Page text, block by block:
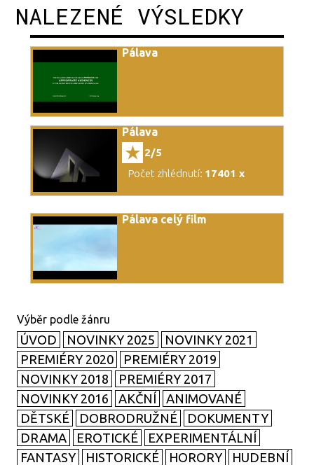
NALEZENÉ VÝSLEDKY
Pálava
Pálava
2/5
Počet zhlédnutí: 17401 x
Pálava celý film
ÚVOD NOVINKY 2025
NOVINKY 2021
PREMIÉRY 2020
PREMIÉRY 2019
NOVINKY 2018
PREMIÉRY 2017
NOVINKY 2016
AKČNÍ
ANIMOVANÉ
DĚTSKÉ
DOBRODRUŽNÉ
DOKUMENTY
DRAMA
EROTICKÉ
EXPERIMENTÁLNÍ
FANTASY
HISTORICKÉ HORORY
HUDEBNÍ